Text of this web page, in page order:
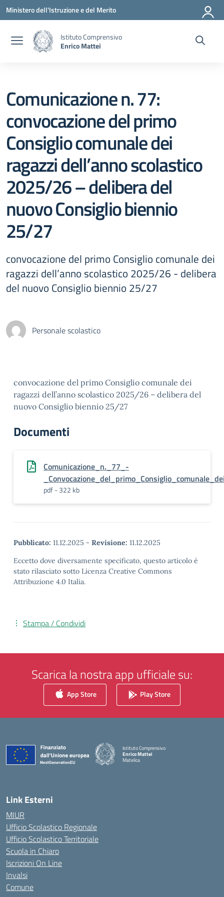
Vai ai contenuti
Vai al menu di navigazione
Vai al footer
Ministero dell'Istruzione e del Merito
Istituto Comprensivo
Enrico Mattei
Comunicazione n. 77:
convocazione del primo
Consiglio comunale dei
ragazzi dell’anno scolastico
2025/26 – delibera del
nuovo Consiglio biennio
25/27
convocazione del primo Consiglio comunale dei
ragazzi dell’anno scolastico 2025/26 - delibera
del nuovo Consiglio biennio 25/27
Personale scolastico
convocazione del primo Consiglio comunale dei
ragazzi dell’anno scolastico 2025/26 – delibera del
nuovo Consiglio biennio 25/27
Documenti
Comunicazione_n._77_-
pdf - 322 kb
Pubblicato: 11.12.2025 - Revisione: 11.12.2025
Eccetto dove diversamente specificato, questo articolo è
stato rilasciato sotto Licenza Creative Commons
Attribuzione 4.0 Italia.
Stampa / Condividi
Scarica la nostra app ufficiale su:
App Store Play Store
Istituto Comprensivo
Enrico Mattei
Matelica
Link Esterni
MIUR
Ufficio Scolastico Regionale
Ufficio Scolastico Territoriale
Scuola in Chiaro
Iscrizioni On Line
Invalsi
Comune